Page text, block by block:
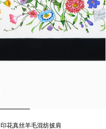
印花真丝羊毛混纺披肩